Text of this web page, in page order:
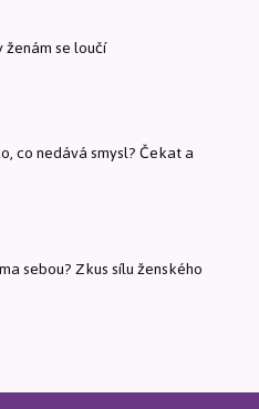
se loučí
co nedává smysl? Čekat a
sebou? Zkus sílu ženského